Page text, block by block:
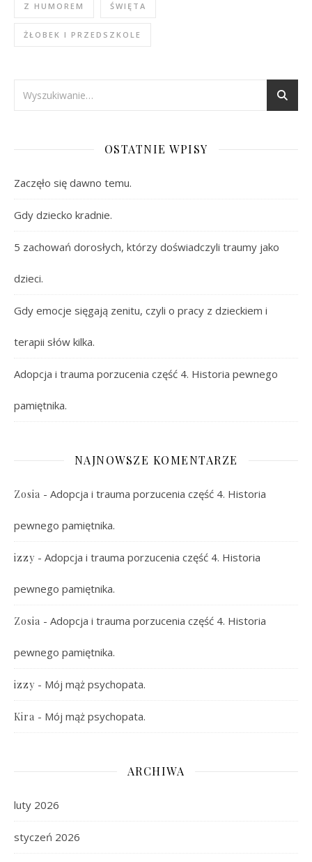
Z HUMOREM ŚWIĘTA
ŻŁOBEK I PRZEDSZKOLE
OSTATNIE WPISY
Zaczęło się dawno temu.
Gdy dziecko kradnie.
5 zachowań dorosłych, którzy doświadczyli traumy jako
dzieci.
Gdy emocje sięgają zenitu, czyli o pracy z dzieckiem i
terapii słów kilka.
Adopcja i trauma porzucenia część 4. Historia pewnego
pamiętnika.
NAJNOWSZE KOMENTARZE
Zosia - Adopcja i trauma porzucenia część 4. Historia
pewnego pamiętnika.
izzy - Adopcja i trauma porzucenia część 4. Historia
pewnego pamiętnika.
Zosia - Adopcja i trauma porzucenia część 4. Historia
pewnego pamiętnika.
izzy - Mój mąż psychopata.
Kira - Mój mąż psychopata.
ARCHIWA
luty 2026
styczeń 2026